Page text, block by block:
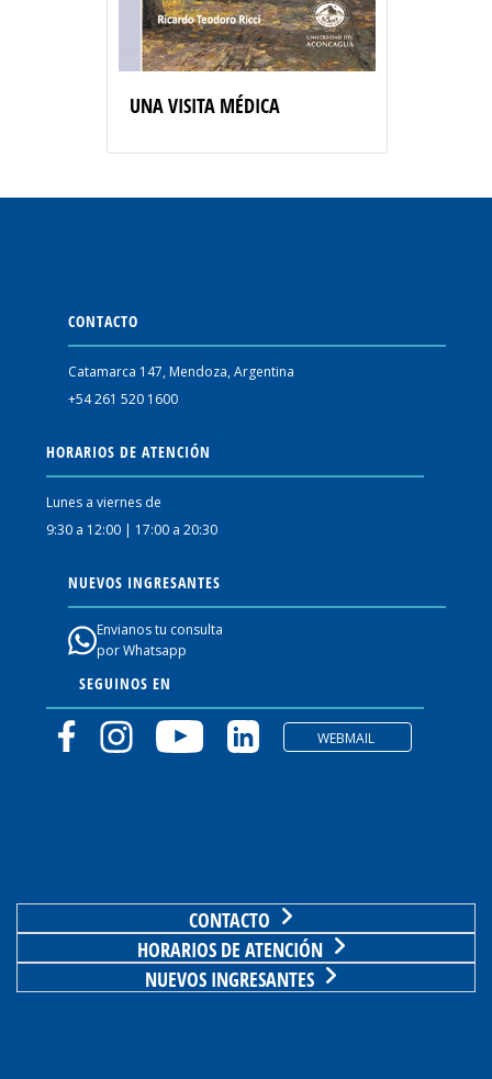
UNA VISITA MÉDICA
CONTACTO
Catamarca 147, Mendoza, Argentina
+54 261 520 1600
HORARIOS DE ATENCIÓN
Lunes a viernes de
9:30 a 12:00 | 17:00 a 20:30
NUEVOS INGRESANTES
Envianos tu consulta
por Whatsapp
SEGUINOS EN
WEBMAIL
CONTACTO
HORARIOS DE ATENCIÓN
NUEVOS INGRESANTES